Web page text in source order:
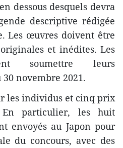
dessous desquels devra
descriptive rédigée
Les œuvres doivent être
et inédites. Les
soumettre leurs
novembre 2021.
les individus et cinq prix
particulier, les huit
envoyés au Japon pour
du concours, avec des